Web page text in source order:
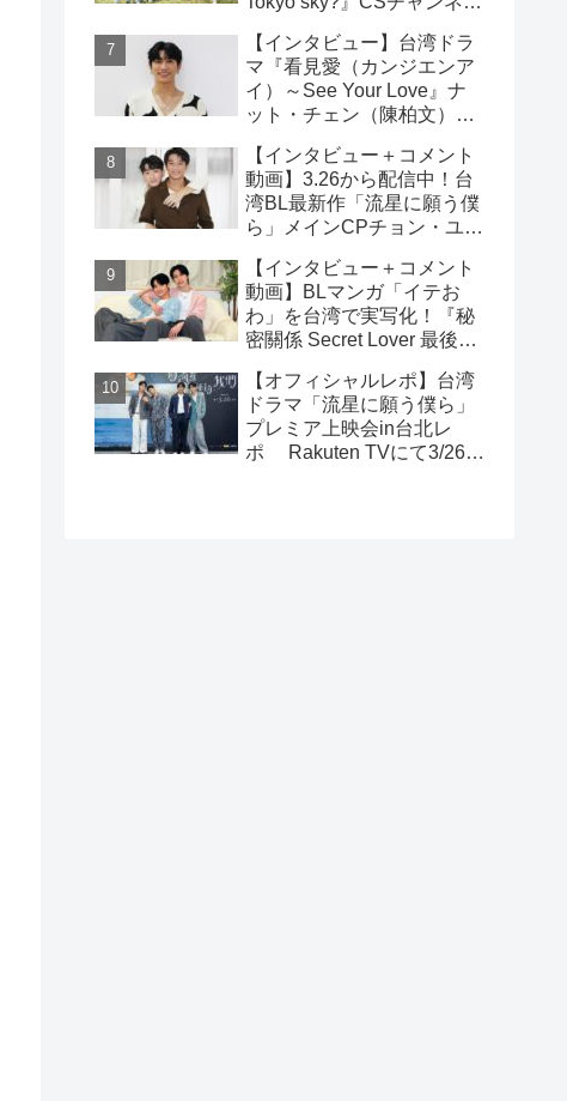
日（日）19時30分 独占放
送！！
【インタビュー】台湾ドラ
マ『看見愛（カンジエンア
イ）～See Your Love』ナ
ット・チェン（陳柏文）イ
【インタビュー＋コメント
動画】3.26から配信中！台
湾BL最新作「流星に願う僕
ら」メインCPチョン・ユエ
ー・モンシュエン（初孟
軒） インタビュー！サイン
入りチェキ読プレも
【インタビュー＋コメント
動画】BLマンガ「イテお
わ」を台湾で実写化！『秘
密關係 Secret Lover 最後の
豪）＆Chance（成晞）イン
タビュー 12月26日(金)よ
りシネマート新宿ほか全国
公開！
【オフィシャルレポ】台湾
ドラマ「流星に願う僕ら」
プレミア上映会in台北レ
ポ Rakuten TVにて3/26～